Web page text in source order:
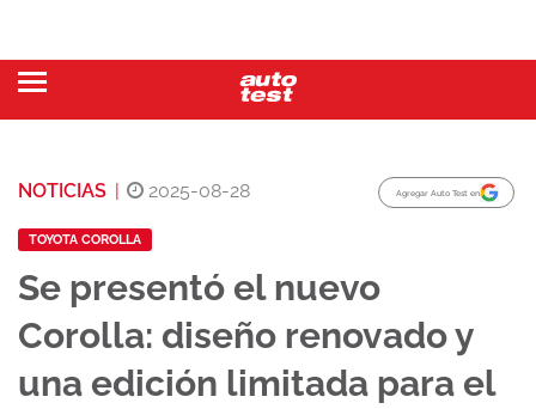
NOTICIAS | 2025-08-28 Agregar Auto Test en
TOYOTA COROLLA
Se presentó el nuevo
Corolla: diseño renovado y
una edición limitada para el